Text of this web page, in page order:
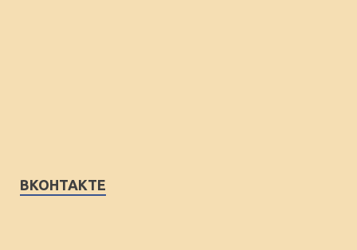
ВКОНТАКТЕ